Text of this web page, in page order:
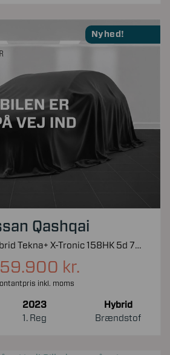
Nyhed!
Qashqai
1,3 MHEV Mild hybrid Tekna+ X-Tronic 158HK 5d 7g Aut.
kr.
inkl. moms
2023
1. Reg
Hybrid
Brændstof